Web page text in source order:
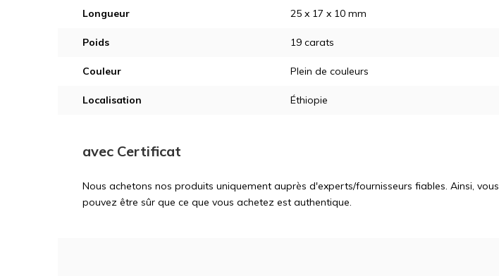
Longueur 25 x 17 x 10 mm
Poids 19 carats
Couleur Plein de couleurs
Localisation Éthiopie
avec Certificat
Nous achetons nos produits uniquement auprès d'experts/fournisseurs fiables. Ainsi, vous
pouvez être sûr que ce que vous achetez est authentique.